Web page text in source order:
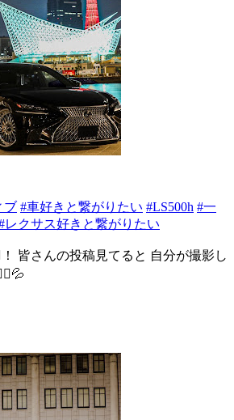
ブ #車好きと繋がりたい #LS500h #一
レクサス好きと繋がりたい
！ 皆さんの投稿見てると 自分が撮影し